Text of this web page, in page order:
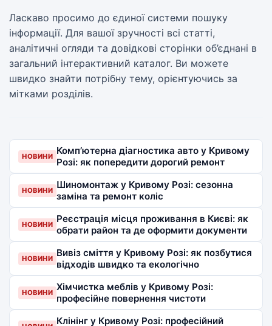
Ласкаво просимо до єдиної системи пошуку
інформації. Для вашої зручності всі статті,
аналітичні огляди та довідкові сторінки об’єднані в
загальний інтерактивний каталог. Ви можете
швидко знайти потрібну тему, орієнтуючись за
мітками розділів.
НОВИНИ Комп’ютерна діагностика авто у Кривому
Розі: як попередити дорогий ремонт
НОВИНИ Шиномонтаж у Кривому Розі: сезонна
заміна та ремонт коліс
НОВИНИ Реєстрація місця проживання в Києві: як
обрати район та де оформити документи
НОВИНИ Вивіз сміття у Кривому Розі: як позбутися
відходів швидко та екологічно
НОВИНИ Хімчистка меблів у Кривому Розі:
професійне повернення чистоти
Клінінг у Кривому Розі: професійний